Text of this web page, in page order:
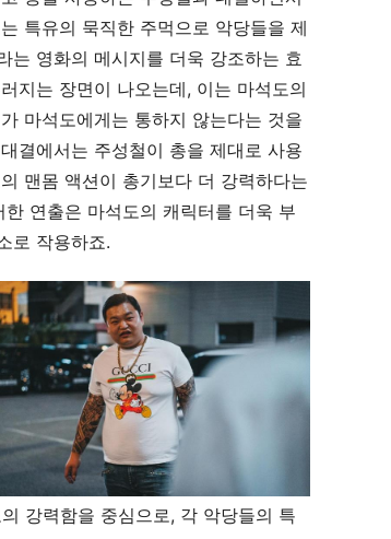
특유의 묵직한 주먹으로 악당들을 제
는 영화의 메시지를 더욱 강조하는 효
지는 장면이 나오는데, 이는 마석도의
마석도에게는 통하지 않는다는 것을
결에서는 주성철이 총을 제대로 사용
맨몸 액션이 총기보다 더 강력하다는
연출은 마석도의 캐릭터를 더욱 부
로 작용하죠.
강력함을 중심으로, 각 악당들의 특